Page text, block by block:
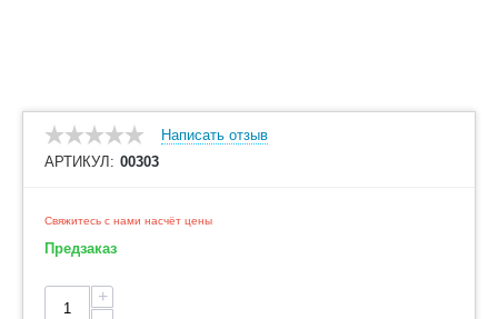
Написать отзыв
АРТИКУЛ: 00303
Свяжитесь с нами насчёт цены
Предзаказ
+